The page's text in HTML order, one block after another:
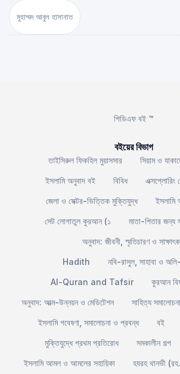
মুহাম্মদ আবুল হাসানাত
পিডিএফ বই ™
বইয়ের বিভাগ
তাইসিরুল ফিকহিল মুয়াসসার
সিয়াম ও
ইসলামি অনুবাদ বই
বিবিধ
এক্সপ্লোরিং
জেলা ও সেক্টর-ভিত্তিক মুক্তিযুদ্ধ
সেট লোগাতুল কুরআন (১
মাতা-পিতার জন্য
অনুবাদ: জীবনী, স্মৃতিচারণ ও
Hadith
নবি-রাসুল, সাহাবা ও
Al-Quran and Tafsir
কুরআন
অনুবাদ: আত্ম-উন্নয়ন ও মেডিটেশন
সাহিত্য সমালোচনা
ইসলামি গবেষণা, সমালোচনা ও প্রবন্ধ
বই
মুক্তিযুদ্ধে প্রথম প্রতিরোধ
সমকালীন গল্প
ইসলামি আমল ও আমলের সহায়িকা
হযরহ থানভী